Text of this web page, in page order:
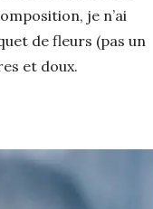
je n’ai
de fleurs (pas un
et doux.